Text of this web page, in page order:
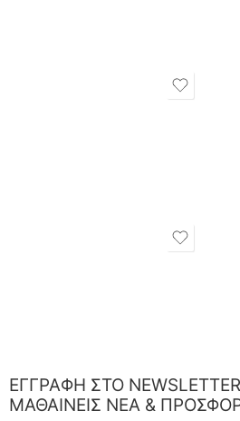
ΕΓΓΡΑΦΗ ΣΤΟ
ΜΑΘΑΙΝΕΙΣ ΝΕΑ &